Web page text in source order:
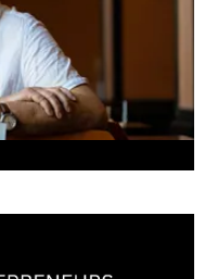
inom spektakulära